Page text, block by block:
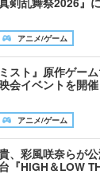
アニメ/ゲーム
スト』原作ゲー
会イベントを
アニメ/ゲーム
、彩風咲奈らが
『HiGH＆LOW